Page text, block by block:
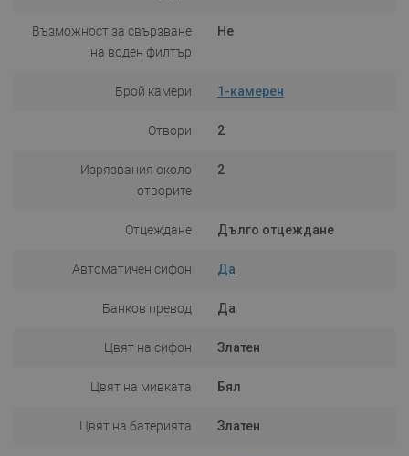
Възможност за свързване
на воден филтър
Не
Брой камери 1-камерен
Отвори 2
Изрязвания около
отворите
2
Отцеждане Дълго отцеждане
Автоматичен сифон Да
Банков превод Да
Цвят на сифон Златен
Цвят на мивката Бял
Цвят на батерията Златен